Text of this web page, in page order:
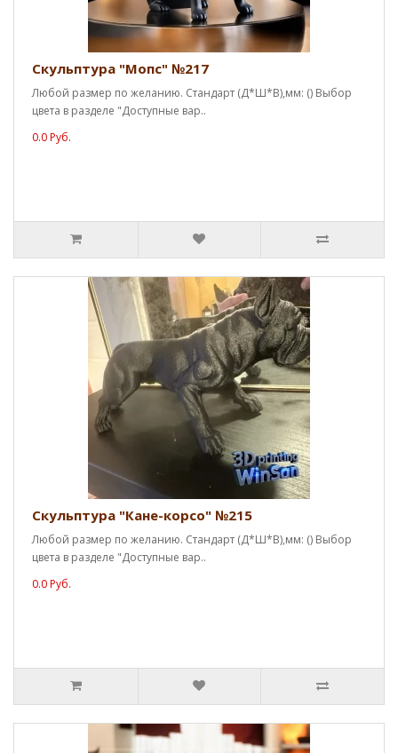
Скульптура "Мопс" №217
Любой размер по желанию. Стандарт (Д*Ш*В),мм: () Выбор
цвета в разделе "Доступные вар..
0.0 Руб.
Скульптура "Кане-корсо" №215
Любой размер по желанию. Стандарт (Д*Ш*В),мм: () Выбор
цвета в разделе "Доступные вар..
0.0 Руб.